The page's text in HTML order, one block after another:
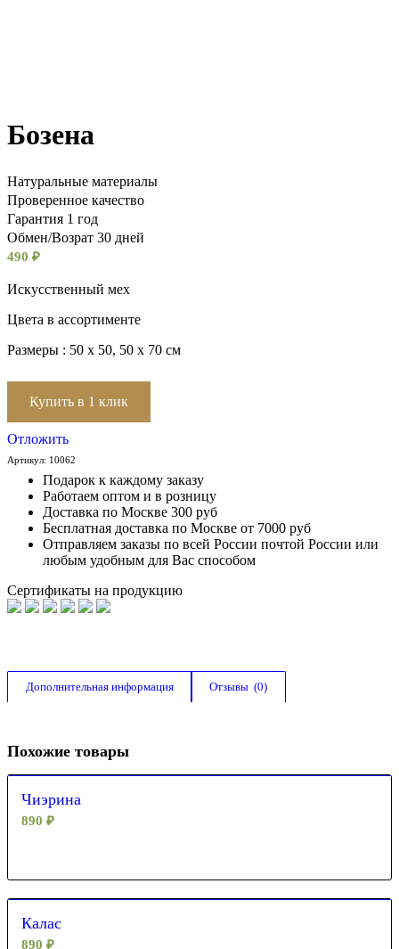
Бозена
Натуральные материалы
Проверенное качество
Гарантия 1 год
Обмен/Возрат 30 дней
490 ₽
Искусственный мех
Цвета в ассортименте
Размеры : 50 х 50, 50 х 70 см
Купить в 1 клик
Отложить
Артикул: 10062
Подарок к каждому заказу
Работаем оптом и в розницу
Доставка по Москве 300 руб
Бесплатная доставка по Москве от 7000 руб
Отправляем заказы по всей России почтой России или
любым удобным для Вас способом
Сертификаты на продукцию
Дополнительная информация Отзывы  (0)
Похожие товары
Чиэрина
890 ₽
Калас
890 ₽